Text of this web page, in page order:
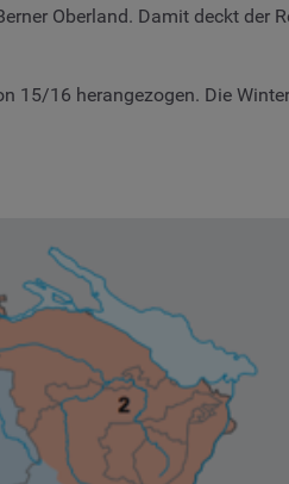
Oberland. Damit deckt der
15/16 herangezogen. Die